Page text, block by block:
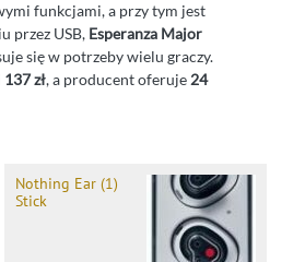
funkcjami, a przy tym jest
przez USB, Esperanza Major
się w potrzeby wielu graczy.
137 zł, a producent oferuje 24
Nothing Ear (1)
Stick